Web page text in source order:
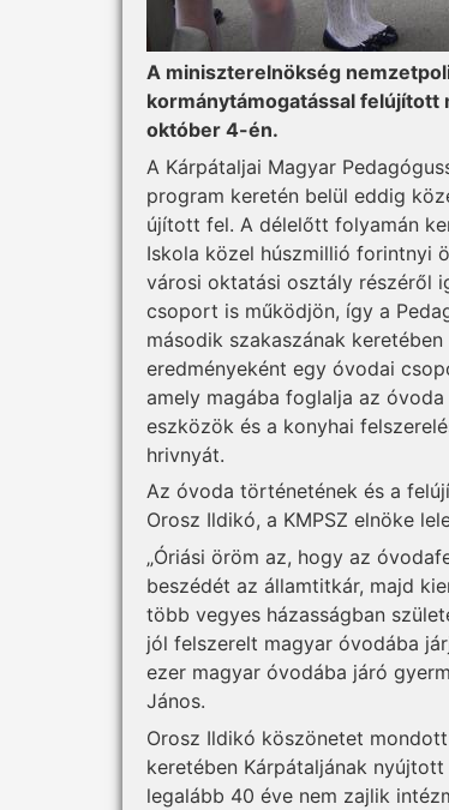
A miniszterelnökség
kormánytámogatással felújított
október 4-én.
A Kárpátaljai Magyar
program keretén belül eddig
újított fel. A délelőtt folyamán
Iskola közel húszmillió forintnyi
városi oktatási osztály részéről
csoport is működjön, így a
második szakaszának
eredményeként egy óvodai
amely magába foglalja az
eszközök és a konyhai
hrivnyát.
Az óvoda történetének és a
Orosz Ildikó, a KMPSZ elnöke
„Óriási öröm az, hogy az
beszédét az államtitkár, majd
több vegyes házasságban
jól felszerelt magyar óvodába
ezer magyar óvodába járó
János.
Orosz Ildikó köszönetet
keretében Kárpátaljának
legalább 40 éve nem zajlik